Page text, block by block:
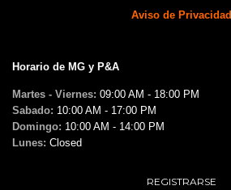
Aviso de Privacidad
Horario de MG y P&A
Martes - Viernes: 09:00 AM - 18:00 PM
Sabado: 10:00 AM - 17:00 PM
Domingo: 10:00 AM - 14:00 PM
Lunes: Closed
REGISTRARSE